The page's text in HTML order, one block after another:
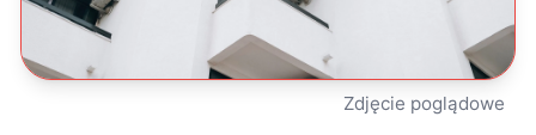
Zdjęcie poglądowe